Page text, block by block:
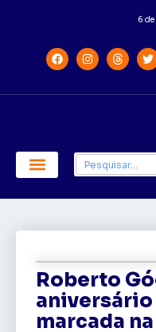
6
Roberto
marcada